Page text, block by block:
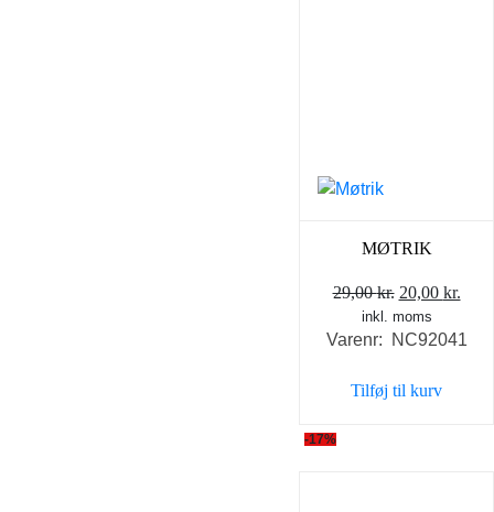
MØTRIK
29,00kr. Den
oprindelige
pris
29,00 kr..
20,00 kr.
pris
inkl. moms
Varenr: NC92041
Tilføj til kurv
-17%